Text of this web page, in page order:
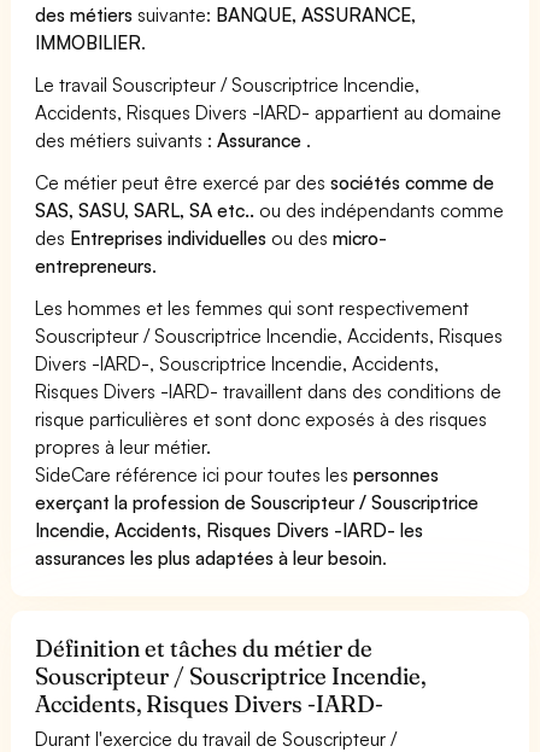
des métiers suivante: BANQUE, ASSURANCE,
IMMOBILIER.
Le travail Souscripteur / Souscriptrice Incendie,
Accidents, Risques Divers -IARD- appartient au domaine
des métiers suivants :Assurance .
Ce métier peut être exercé par dessociétés comme de
SAS, SASU, SARL, SA etc.. ou des indépendants comme
des Entreprises individuelles ou desmicro-
entrepreneurs.
Les hommes et les femmes qui sont respectivement
Souscripteur / Souscriptrice Incendie, Accidents, Risques
Divers -IARD-, Souscriptrice Incendie, Accidents,
Risques Divers -IARD- travaillent dans des conditions de
risque particulières et sont donc exposés à des risques
propres à leur métier.
SideCare référence ici pour toutes lespersonnes
exerçant la profession de Souscripteur / Souscriptrice
Incendie, Accidents, Risques Divers -IARD- les
assurances les plus adaptées à leur besoin.
Définition et tâches du métier de
Souscripteur / Souscriptrice Incendie,
Accidents, Risques Divers -IARD-
Durant l'exercice du travail de Souscripteur /